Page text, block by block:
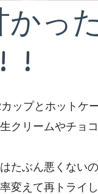
かっ
ップとホットケ
クリームやチョ
たぶん悪くない
変えて再トライ